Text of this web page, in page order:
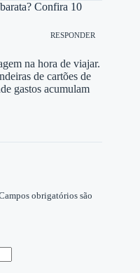
Confira 10
RESPONDER
na hora de viajar.
de cartões de
gastos acumulam
obrigatórios são